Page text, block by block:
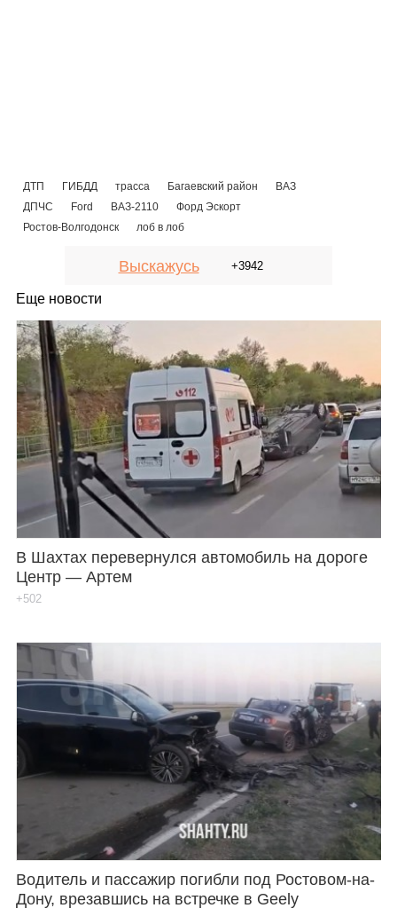
ДТП ГИБДД трасса Багаевский район
ВАЗ
ДПЧС
Ford ВАЗ-2110
Форд Эскорт
Ростов-Волгодонск
лоб в лоб
Выскажусь +3942
Еще новости
В Шахтах перевернулся автомобиль на дороге
Центр — Артем
+502
Водитель и пассажир погибли под Ростовом-на-
Дону, врезавшись на встречке в Geely